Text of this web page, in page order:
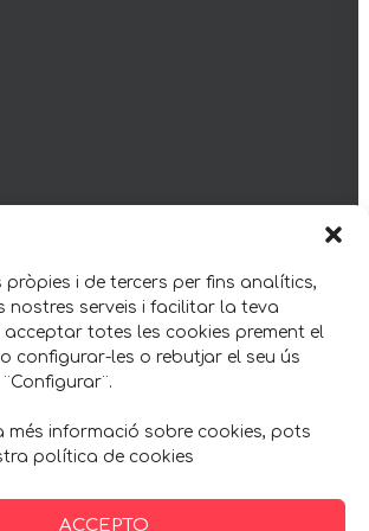
pròpies i de tercers per fins analítics,
nostres serveis i facilitar la teva
totes les cookies prement el
configurar-les o rebutjar el seu ús
més informació sobre cookies, pots
política de cookies
ACCEPTO
Codines
nos